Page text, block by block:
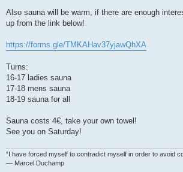
Also sauna will be warm, if there are enough
up from the link below!
https://forms.gle/TMKAHav37yjawQhXA
Turns:
16-17 ladies sauna
17-18 mens sauna
18-19 sauna for all
Sauna costs 4€, take your own towel!
See you on Saturday!
“I have forced myself to contradict myself in order to avoid
― Marcel Duchamp